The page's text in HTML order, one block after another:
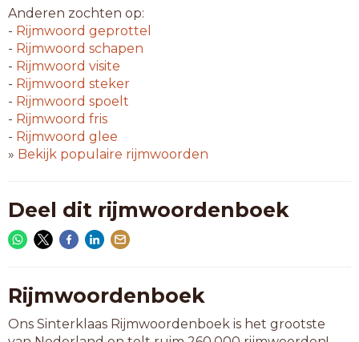
poli
popi
raki
roti
saki
sari
semi
taxi
tipi
wadi
yeti
yogi
abaci
aioli
alibi
Anderen zochten op:
- Rijmwoord geprottel
- Rijmwoord schapen
- Rijmwoord visite
- Rijmwoord steker
- Rijmwoord spoelt
- Rijmwoord fris
- Rijmwoord glee
» Bekijk populaire rijmwoorden
Deel dit rijmwoordenboek
Rijmwoordenboek
Ons Sinterklaas Rijmwoordenboek is het grootste